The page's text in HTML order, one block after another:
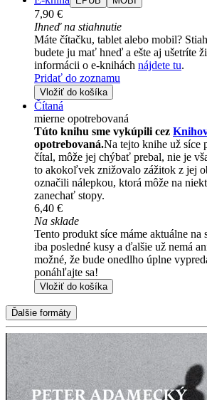
7,90 €
Ihneď na stiahnutie
Máte čítačku, tablet alebo mobil?
budete ju mať hneď a ešte aj ušetríte
informácii o e-knihách nájdete tu.
Pridať do zoznamu
Vložiť do košíka
Čítaná
mierne opotrebovaná
Túto knihu sme vykúpili cez
opotrebovaná.Na tejto knihe už síce
čítal, môže jej chýbať prebal, nie je
to akokoľvek znižovalo zážitok z jej
označili nálepkou, ktorá môže na
zanechať stopy.
6,40 €
Na sklade
Tento produkt síce máme aktuálne na
iba posledné kusy a ďalšie už nemá
možné, že bude onedlho úplne
ponáhľajte sa!
Vložiť do košíka
Ďalšie formáty